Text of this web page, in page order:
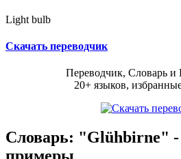
Light bulb
Скачать переводчик
Переводчик, Словарь и
20+ языков,
Словарь: "Glühbirne" -